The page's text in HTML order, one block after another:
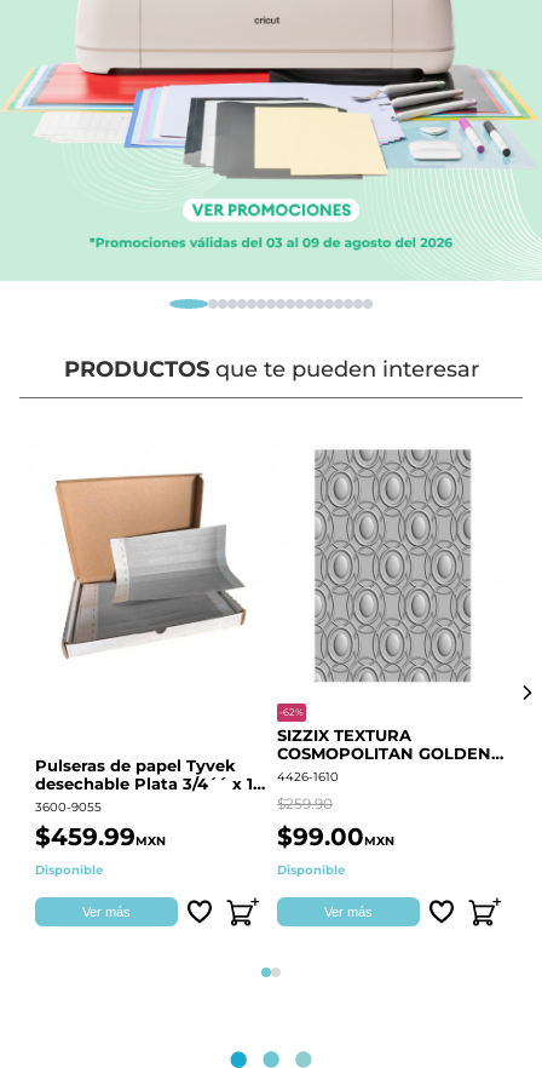
PRODUCTOSque te pueden interesar
Pulseras de papel Tyvek
desechable Plata 3/4´´ x 10
´´
3600-9055
$459.99MXN
Disponible
Ver más
-62%
SIZZIX TEXTURA
COSMOPOLITAN GOLDEN
RINGS S.PARK 666700
4426-1610
$259.90
$99.00MXN
Disponible
Ver más
Página 1
Página 2